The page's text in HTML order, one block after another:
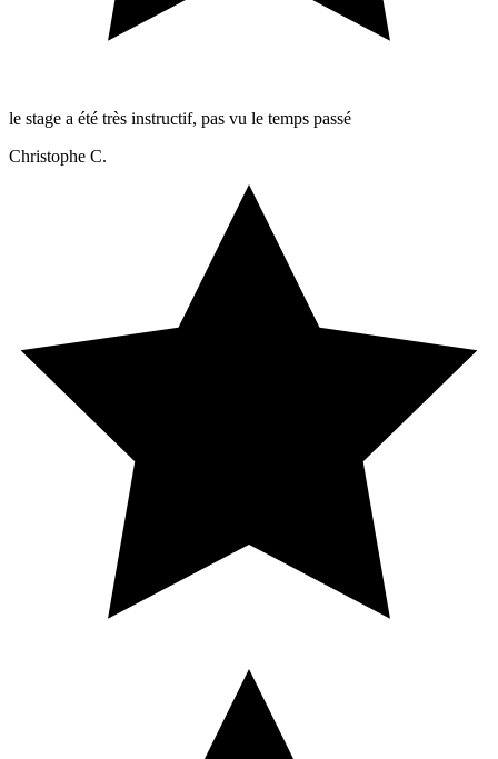
le stage a été très instructif, pas vu le temps passé
Christophe C.